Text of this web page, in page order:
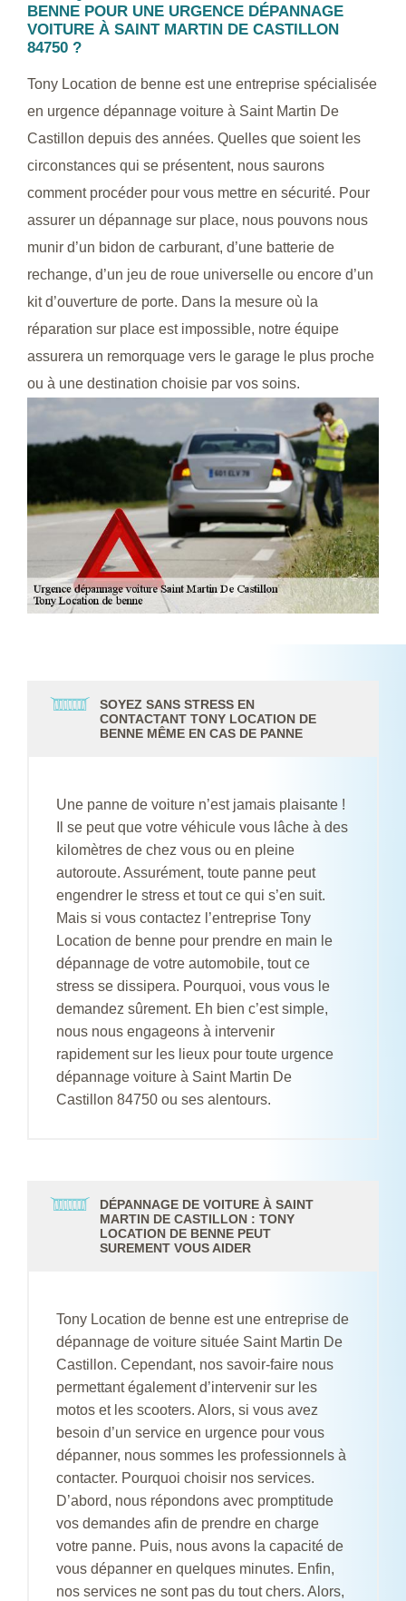
BENNE POUR UNE URGENCE DÉPANNAGE
VOITURE À SAINT MARTIN DE CASTILLON
84750 ?
Tony Location de benne est une entreprise spécialisée
en urgence dépannage voiture à Saint Martin De
Castillon depuis des années. Quelles que soient les
circonstances qui se présentent, nous saurons
comment procéder pour vous mettre en sécurité. Pour
assurer un dépannage sur place, nous pouvons nous
munir d’un bidon de carburant, d’une batterie de
rechange, d’un jeu de roue universelle ou encore d’un
kit d’ouverture de porte. Dans la mesure où la
réparation sur place est impossible, notre équipe
assurera un remorquage vers le garage le plus proche
ou à une destination choisie par vos soins.
SOYEZ SANS STRESS EN
CONTACTANT TONY LOCATION DE
BENNE MÊME EN CAS DE PANNE
Une panne de voiture n’est jamais plaisante !
Il se peut que votre véhicule vous lâche à des
kilomètres de chez vous ou en pleine
autoroute. Assurément, toute panne peut
engendrer le stress et tout ce qui s’en suit.
Mais si vous contactez l’entreprise Tony
Location de benne pour prendre en main le
dépannage de votre automobile, tout ce
stress se dissipera. Pourquoi, vous vous le
demandez sûrement. Eh bien c’est simple,
nous nous engageons à intervenir
rapidement sur les lieux pour toute urgence
dépannage voiture à Saint Martin De
Castillon 84750 ou ses alentours.
DÉPANNAGE DE VOITURE À SAINT
MARTIN DE CASTILLON : TONY
LOCATION DE BENNE PEUT
SUREMENT VOUS AIDER
Tony Location de benne est une entreprise de
dépannage de voiture située Saint Martin De
Castillon. Cependant, nos savoir-faire nous
permettant également d’intervenir sur les
motos et les scooters. Alors, si vous avez
besoin d’un service en urgence pour vous
dépanner, nous sommes les professionnels à
contacter. Pourquoi choisir nos services.
D’abord, nous répondons avec promptitude
vos demandes afin de prendre en charge
votre panne. Puis, nous avons la capacité de
vous dépanner en quelques minutes. Enfin,
nos services ne sont pas du tout chers. Alors,